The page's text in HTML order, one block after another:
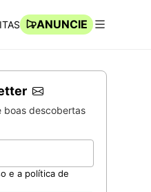
ANUNCIE
boas descobertas
e a política de